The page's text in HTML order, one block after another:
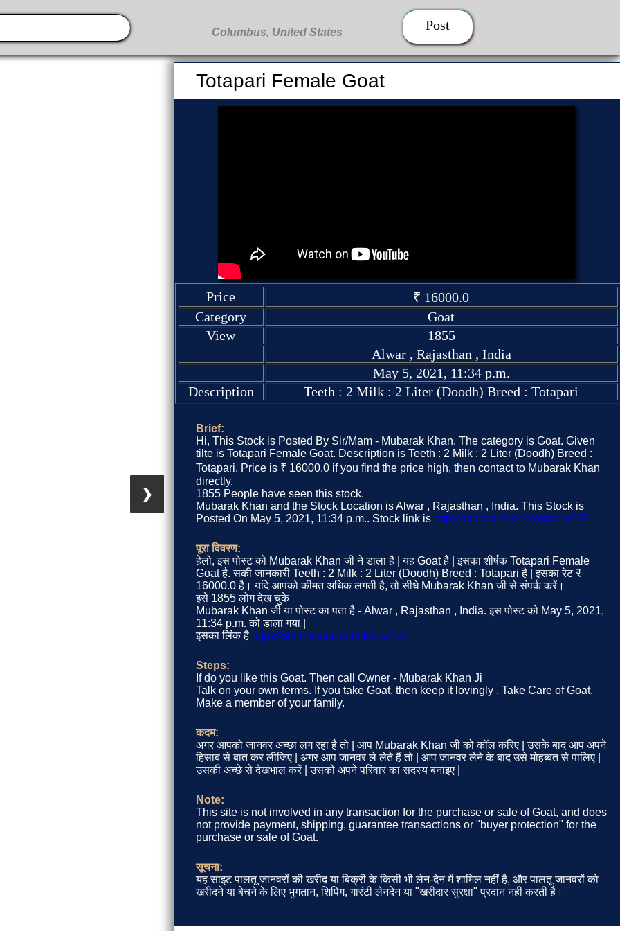
Post
❯
Totapari Female Goat
Price
₹ 16000.0
Category
Goat
View
1855
Alwar , Rajasthan , India
May 5, 2021, 11:34 p.m.
Description
Teeth : 2 Milk : 2 Liter (Doodh) Breed : Totapari
Brief:
Hi, This Stock is Posted By Sir/Mam - Mubarak Khan. The category is Goat. Given
tilte is Totapari Female Goat. Description is Teeth : 2 Milk : 2 Liter (Doodh) Breed :
Totapari. Price is ₹ 16000.0 if you find the price high, then contact to Mubarak Khan
directly.
1855 People have seen this stock.
Mubarak Khan and the Stock Location is Alwar , Rajasthan , India. This Stock is
Posted On May 5, 2021, 11:34 p.m.. Stock link is https://animalsss.com/stock/228
पूरा विवरण:
हेलो, इस पोस्ट को Mubarak Khan जी ने डाला है | यह Goat है | इसका शीर्षक Totapari Female
Goat है. सकी जानकारी Teeth : 2 Milk : 2 Liter (Doodh) Breed : Totapari है | इसका रेट ₹
16000.0 है। यदि आपको कीमत अधिक लगती है, तो सीधे Mubarak Khan जी से संपर्क करें।
इसे 1855 लोग देख चुके
Mubarak Khan जी या पोस्ट का पता है - Alwar , Rajasthan , India. इस पोस्ट को May 5, 2021,
11:34 p.m. को डाला गया |
इसका लिंक है https://animalsss.com/stock/228
Steps:
If do you like this Goat. Then call Owner - Mubarak Khan Ji
Talk on your own terms. If you take Goat, then keep it lovingly , Take Care of Goat,
Make a member of your family.
कदम:
अगर आपको जानवर अच्छा लग रहा है तो | आप Mubarak Khan जी को कॉल करिए | उसके बाद आप अपने
हिसाब से बात कर लीजिए | अगर आप जानवर ले लेते हैं तो | आप जानवर लेने के बाद उसे मोहब्बत से पालिए |
उसकी अच्छे से देखभाल करें | उसको अपने परिवार का सदस्य बनाइए |
Note:
This site is not involved in any transaction for the purchase or sale of Goat, and does
not provide payment, shipping, guarantee transactions or "buyer protection" for the
purchase or sale of Goat.
सूचना:
यह साइट पालतू जानवरों की खरीद या बिक्री के किसी भी लेन-देन में शामिल नहीं है, और पालतू जानवरों को
खरीदने या बेचने के लिए भुगतान, शिपिंग, गारंटी लेनदेन या "खरीदार सुरक्षा" प्रदान नहीं करती है।